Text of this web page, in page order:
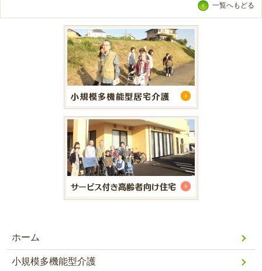
一覧へもどる
ホーム
小規模多機能型介護